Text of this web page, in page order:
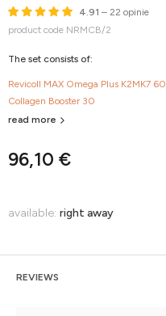
4.91 – 22 opinie
product code NRMCB/2
96,10 €
The set consists of:
Revicoll MAX Omega Plus K2MK7 60
Collagen Booster 30
read more
available: right away
REVIEWS